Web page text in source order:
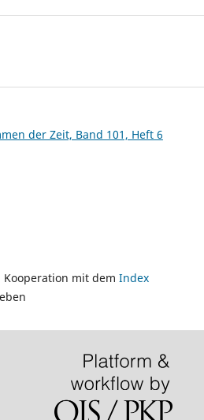
der Zeit, Band 101, Heft 6
mit dem Index